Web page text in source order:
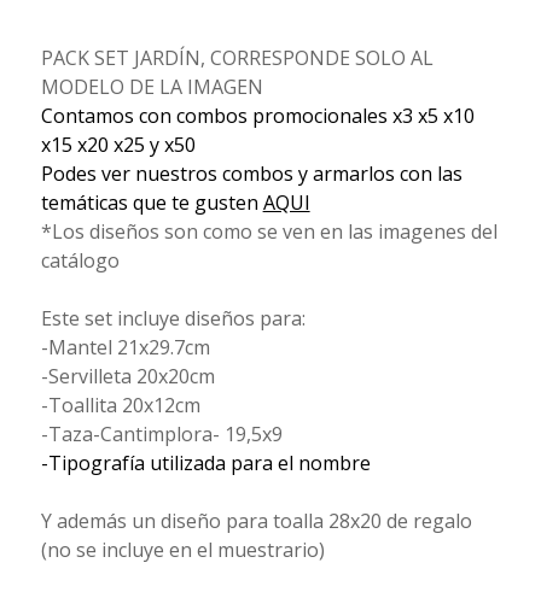
PACK SET JARDÍN, CORRESPONDE SOLO AL
MODELO DE LA IMAGEN
Contamos con combos promocionales x3 x5 x10
x15 x20 x25 y x50
Podes ver nuestros combos y armarlos con las
temáticas que te gusten AQUI
*Los diseños son como se ven en las imagenes del
catálogo
Este set incluye diseños para:
-Mantel 21x29.7cm
-Servilleta 20x20cm
-Toallita 20x12cm
-Taza-Cantimplora- 19,5x9
-Tipografía utilizada para el nombre
Y además un diseño para toalla 28x20 de regalo
(no se incluye en el muestrario)